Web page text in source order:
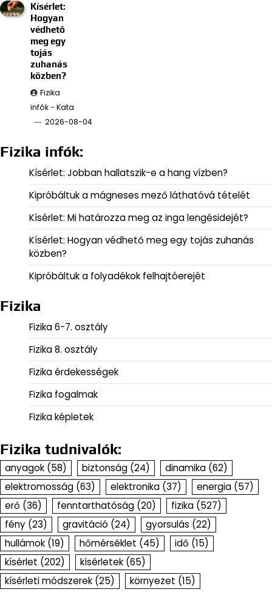
Kísérlet:
Hogyan
védhető
meg egy
tojás
zuhanás
közben?
Fizika
infók - Kata
2026-08-04
Fizika infók:
Kísérlet: Jobban hallatszik-e a hang vízben?
Kipróbáltuk a mágneses mező láthatóvá tételét
Kísérlet: Mi határozza meg az inga lengésidejét?
Kísérlet: Hogyan védhető meg egy tojás zuhanás
közben?
Kipróbáltuk a folyadékok felhajtóerejét
Fizika
Fizika 6-7. osztály
Fizika 8. osztály
Fizika érdekességek
Fizika fogalmak
Fizika képletek
Fizika tudnivalók:
anyagok (58) biztonság (24) dinamika (62)
elektromosság (63) elektronika (37) energia (57)
erő (36) fenntarthatóság (20) fizika (527)
fény (23) gravitáció (24) gyorsulás (22)
hullámok (19) hőmérséklet (45) idő (15)
kísérlet (202) kísérletek (65)
kísérleti módszerek (25) környezet (15)